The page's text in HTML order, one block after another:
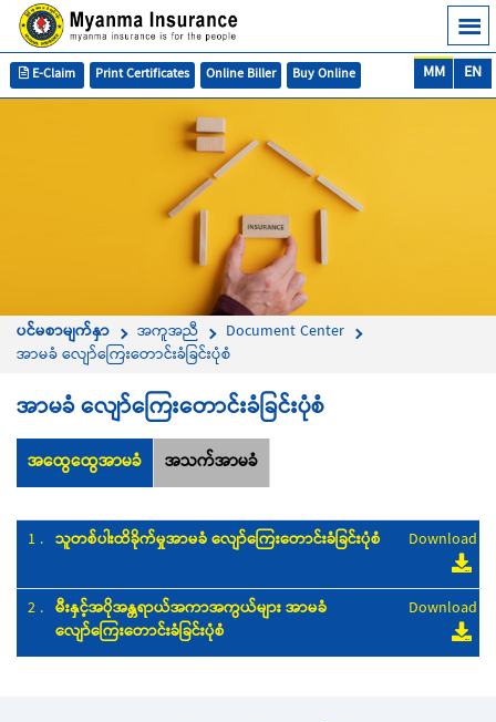
EN
MM
Buy Online
Online Biller
Print Certificates
E-Claim
ပင်မစာမျက်နှာ အကူအညီ
Document Center
အာမခံ လျော်ကြေးတောင်းခံခြင်းပုံစံ
အာမခံ လျော်ကြေးတောင်းခံခြင်းပုံစံ
အထွေထွေအာမခံ အသက်အာမခံ
1 . သူတစ်ပါးထိခိုက်မှုအာမခံ လျော်ကြေးတောင်းခံခြင်းပုံစံ Download
2 . မီးနှင့်အပိုအန္တရာယ်အကာအကွယ်များ အာမခံ
လျော်ကြေးတောင်းခံခြင်းပုံစံ
Download